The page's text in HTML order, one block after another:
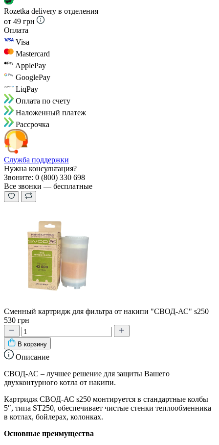
Rozetka delivery в отделения
от 49 грн
Оплата
Visa
Mastercard
ApplePay
GooglePay
LiqPay
Оплата по счету
Наложенный платеж
Рассрочка
Служба поддержки
Нужна консультация?
Звоните: 0 (800) 330 698
Все звонки — бесплатные
Сменный картридж для фильтра от накипи "СВОД-АС" s250
530 грн
В корзину
Описание
СВОД-АС – лучшее решение для защиты Вашего
двухконтурного котла от накипи.
Картридж СВОД-АС s250 монтируется в стандартные колбы
5″, типа ST250, обеспечивает чистые стенки теплообменника
в котлах, бойлерах, колонках.
Основные преимущества